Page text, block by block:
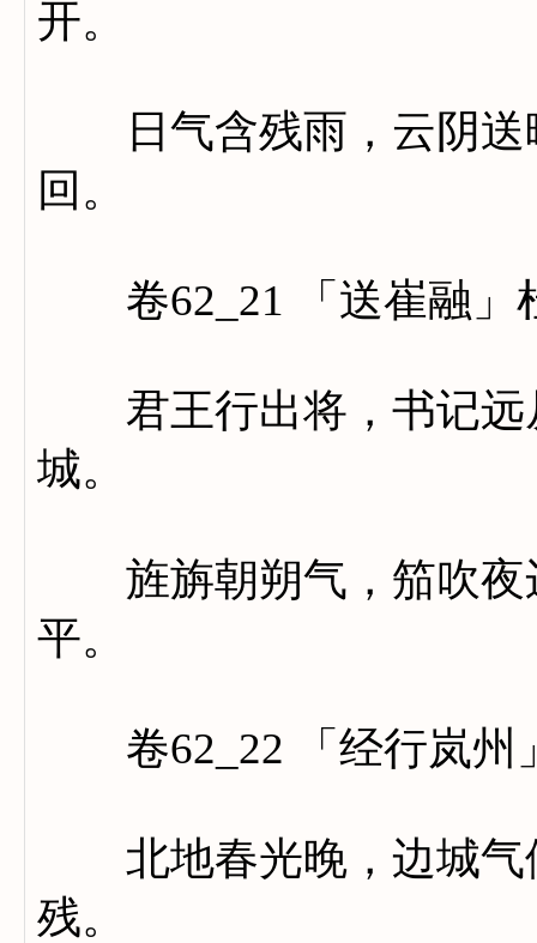
开。
日气含残雨，云阴送
回。
卷62_21 「送崔融」
君王行出将，书记远
城。
旌旃朝朔气，笳吹夜
平。
卷62_22 「经行岚州
北地春光晚，边城气
残。